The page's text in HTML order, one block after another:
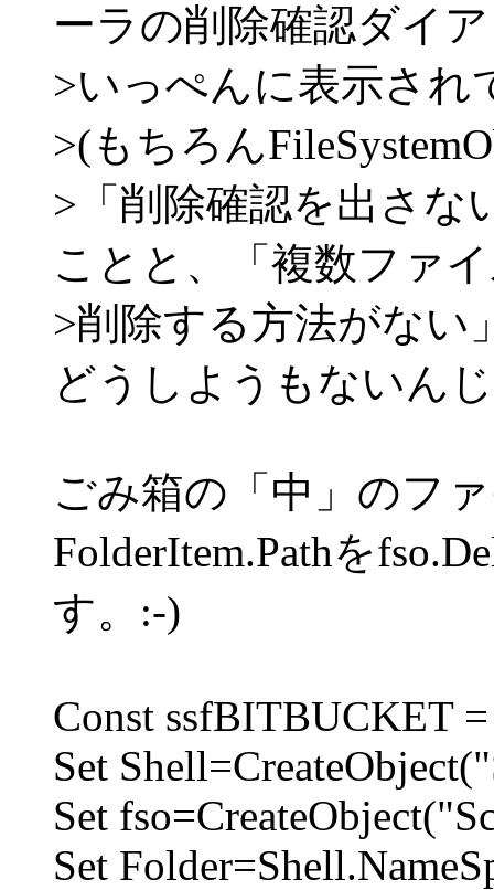
ーラの削除確認ダイ
>いっぺんに表示され
>(もちろん
>「削除確認を出さな
ことと、「複数ファ
>削除する方法がない
どうしようもないん
ごみ箱の「中」のフ
FolderItem.Pathを
す。:-)
Const ssfBITBUCKET
Set
Set
Set